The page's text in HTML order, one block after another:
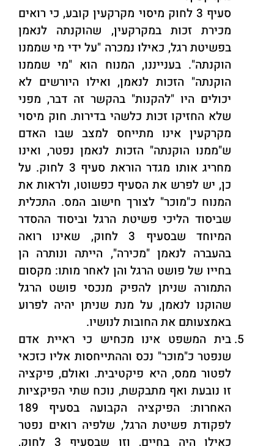
סעיף 3 לחוק מיסוי מקרקעין קובע, כי רואים
מכירת זכות במקרקעין, שהוקנתה לנאמן
בפשיטת רגל, כאילו נמכרה "על ידי מי שממנו
הוקנתה". בענייננו, המנוח הוא "מי שממנו
הוקנתה" הזכות לנאמן, ואילו היורשים לא
יכולים היו "להקנות" בהקשר זה דבר, מפני
שלא החזיקו זכות כלשהי בדירות. חוק מיסוי
מקרקעין אינו מתייחס למצב שבו האדם
ש"ממנו הוקנתה" הזכות לנאמן נפטר, ואינו
מחריג אותו מגדר הוראת סעיף 3 לחוק. על
כן, יש לפרש את הסעיף כפשוטו, ולראות את
המנוח כ"מוכר" לצורך חישוב המס. התכלית
שביסוד הליכי פשיטת הרגל וביסוד ההסדר
המיוחד שבסעיף 3 לחוק, שאינו רואה
בהעברה לנאמן "מכירה", הייתה ונותרה הן
בחייו של פושט הרגל והן לאחר מותו: מקסום
התמורה שניתן להפיק מנכסי פושט הרגל
שהוקנו לנאמן, על מנת שניתן יהיה לפרוע
באמצעותם את החובות לנושיו.
בית המשפט אינו מכחיש כי ראיית אדם
שנפטר כ"מוכר" נכס וההתייחסות אליו כזכאי
לפטור ממס, היא פיקטיבית. ואולם, פיקציה
זו נובעת ואף מתבקשת, נוכח שתי הפיקציות
האחרות: הפיקציה הקבועה בסעיף 189
לפקודת פשיטת הרגל, שלפיה רואים נפטר
כאילו היה בחיים, וזו שבסעיף 3 לחוק,